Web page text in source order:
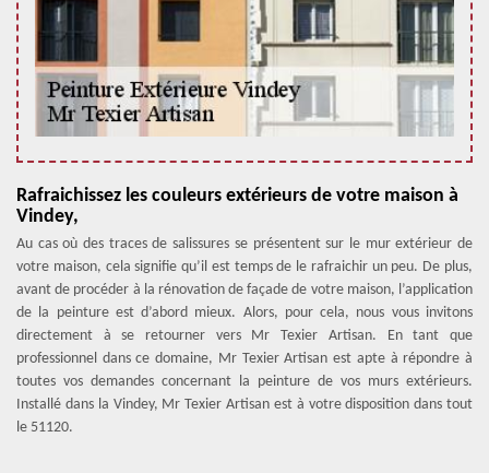
Rafraichissez les couleurs extérieurs de votre maison à
Vindey,
Au cas où des traces de salissures se présentent sur le mur extérieur de
votre maison, cela signifie qu’il est temps de le rafraichir un peu. De plus,
avant de procéder à la rénovation de façade de votre maison, l’application
de la peinture est d’abord mieux. Alors, pour cela, nous vous invitons
directement à se retourner vers Mr Texier Artisan. En tant que
professionnel dans ce domaine, Mr Texier Artisan est apte à répondre à
toutes vos demandes concernant la peinture de vos murs extérieurs.
Installé dans la Vindey, Mr Texier Artisan est à votre disposition dans tout
le 51120.